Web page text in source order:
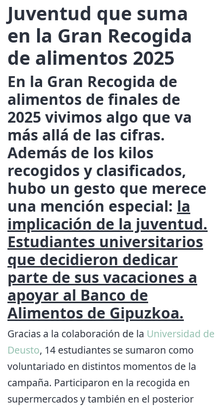
Juventud que suma
en la Gran Recogida
de alimentos 2025
En la Gran Recogida de
alimentos de finales de
2025 vivimos algo que va
más allá de las cifras.
Además de los kilos
recogidos y clasificados,
hubo un gesto que merece
una mención especial: la
implicación de la juventud.
Estudiantes universitarios
que decidieron dedicar
parte de sus vacaciones a
apoyar al Banco de
Alimentos de Gipuzkoa.
Gracias a la colaboración de la Universidad de
Deusto, 14 estudiantes se sumaron como
voluntariado en distintos momentos de la
campaña. Participaron en la recogida en
supermercados y también en el posterior